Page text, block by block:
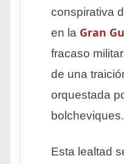
conspirativa
en la Gran
fracaso
de una
orquestada
bolcheviques.
Esta lealtad